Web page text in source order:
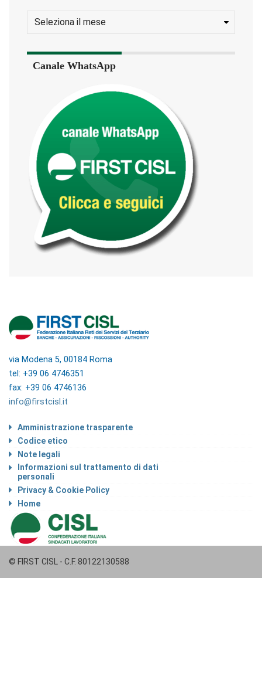
Canale WhatsApp
via Modena 5, 00184 Roma
tel: +39 06 4746351
fax: +39 06 4746136
info@firstcisl.it
Amministrazione trasparente
Codice etico
Note legali
Informazioni sul trattamento di dati
personali
Privacy & Cookie Policy
Home
© FIRST CISL - C.F. 80122130588